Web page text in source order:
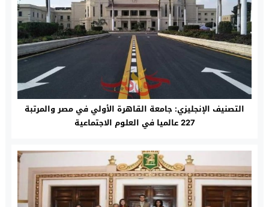
التصنيف الإنجليزي: جامعة القاهرة الأولي في مصر والمرتبة
227 عالميا في العلوم الاجتماعية